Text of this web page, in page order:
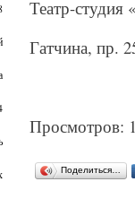
Театр-студия
Гатчина, пр.
Просмотров:
Поделиться…